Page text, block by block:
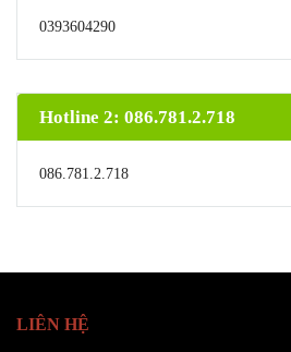
0393604290
Hotline 2: 086.781.2.718
086.781.2.718
LIÊN HỆ